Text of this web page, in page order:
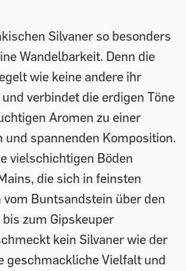
Silvaner so besonders
Wandelbarkeit. Denn die
wie keine andere ihr
verbindet die erdigen Töne
Aromen zu einer
und spannenden Komposition.
vielschichtigen Böden
die sich in feinsten
Buntsandstein über den
zum Gipskeuper
kein Silvaner wie der
geschmackliche Vielfalt und